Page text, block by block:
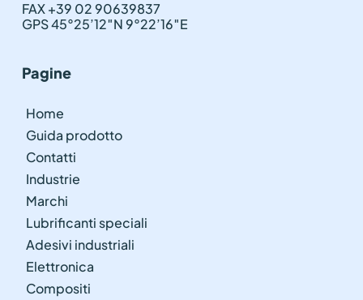
FAX +39 02 90639837
GPS 45°25’12″N 9°22’16″E
Pagine
Home
Guida prodotto
Contatti
Industrie
Marchi
Lubrificanti speciali
Adesivi industriali
Elettronica
Compositi